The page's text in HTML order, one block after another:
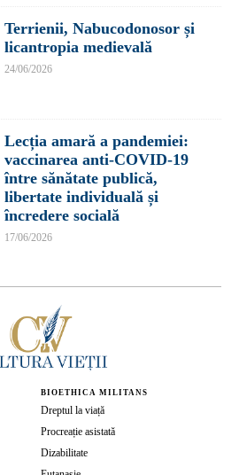
Terrienii, Nabucodonosor și
licantropia medievală
24/06/2026
Lecția amară a pandemiei:
vaccinarea anti-COVID-19
între sănătate publică,
libertate individuală și
încredere socială
17/06/2026
BIOETHICA MILITANS
Dreptul la viață
Procreație asistată
Dizabilitate